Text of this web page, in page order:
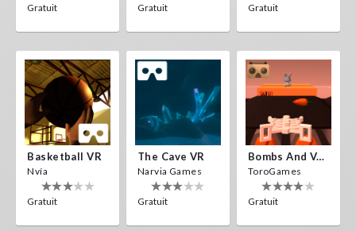
Gratuit Gratuit Gratuit
Basketball VR
Nvía
Gratuit
The Cave VR
Narvia Games
Gratuit
Bombs And Veggies
ToroGames
Gratuit